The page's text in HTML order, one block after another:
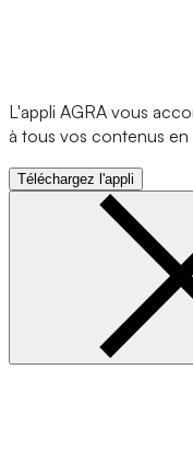
L'appli AGRA vous
à tous vos contenus en
Téléchargez l'appli